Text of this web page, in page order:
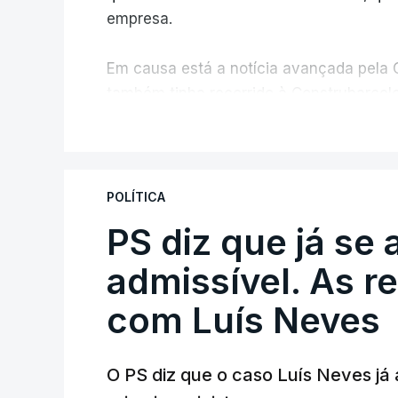
empresa.
Em causa está a notícia avançada pela
ARTIGOS RELACIONADOS
Empreiteiro da
diretor financeiro
atualizado 7 Agosto
Empreiteiro que
POLÍTICA
PS diz que já
admissível. As
com Luís Neves
O PS diz que o caso Luís Neves